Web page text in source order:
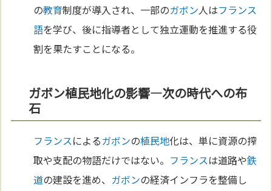
の教育制度が導入され、一部のガボン人はフランス
語を学び、後に指導者として独立運動を推進する役
割を果たすことになる。
ガボン植民地化の影響—次の時代への布
石
フランスによるガボンの植民地化は、単に資源の搾
取や支配の物語だけではない。 フランスは道路や鉄
道の建設を進め、 ガボンの経済インフラを整備し